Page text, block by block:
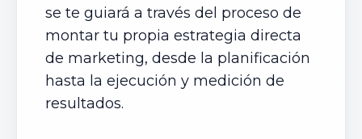
se te guiará a través del proceso de
montar tu propia estrategia directa
de marketing, desde la planificación
hasta la ejecución y medición de
resultados.